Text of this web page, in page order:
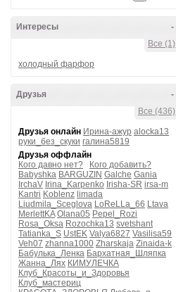
-
Интересы
Все (1)
холодный фарфор
-
Друзья
Все (436)
Друзья онлайн Ирина-ажур alocka13
руки_без_скуки галина5819
Друзья оффлайн
Кого давно нет?
Кого добавить?
Babyshka BARGUZIN Galche Gania
IrchaV Irina_Karpenko Irisha-SR irsa-m
Kantri Koblenz limada
Liudmila_Sceglova LoReLLa_66 Ltava
MerlettKA Olana05 Pepel_Rozi
Rosa_Oksa Rozochka13 svetshant
Tatianka_S UstEK Valya6827 Vasilisa59
Veh07 zhanna1000 Zharskaja Zinaida-k
Бабулька_Ленка Бархатная_Шляпка
Жанна_Лях КИМУЛЕЧКА
Клуб_Красоты_и_Здоровья
Клуб_мастериц